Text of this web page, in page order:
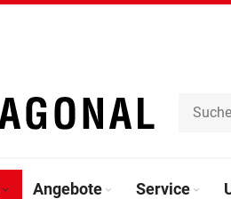
Angebote Service